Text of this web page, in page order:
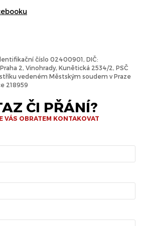
číslo 02400901, DIČ:
2, Vinohrady, Kunětická 2534/2, PSČ
vedeném Městským soudem v Praze
218959
ČI PŘÁNÍ?
VÁS OBRATEM KONTAKOVAT